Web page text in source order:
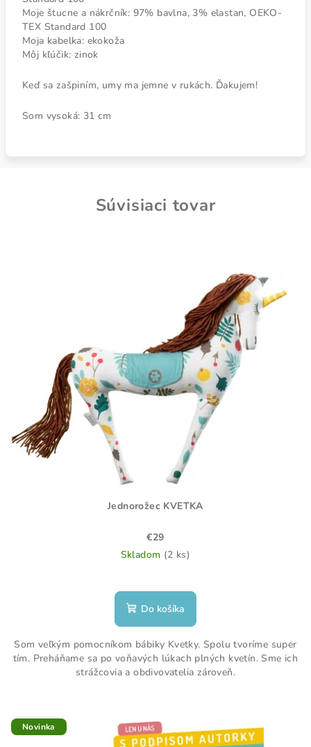
Moje štucne a nákrčník: 97% bavlna, 3% elastan, OEKO-
TEX Standard 100
Moja kabelka: ekokoža
Môj kľúčik: zinok
Keď sa zašpiním, umy ma jemne v rukách. Ďakujem!
Som vysoká: 31 cm
Súvisiaci tovar
Jednorožec KVETKA
€29
Skladom (2 ks)
Do košíka
Som veľkým pomocníkom bábiky Kvetky. Spolu tvoríme super
tím. Preháňame sa po voňavých lúkach plných kvetín. Sme ich
strážcovia a obdivovatelia zároveň.
Novinka